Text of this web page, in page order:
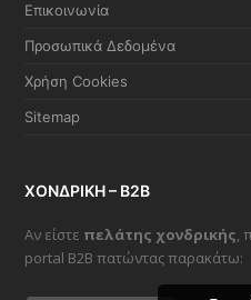
Επικοινωνία
Προσωπικά Δεδομένα
Χρήση Cookies
Sitemap
ΧΟΝΔΡΙΚΗ – B2B
Αν είστε πελάτης χονδρικής,
portal B2B πατώντας παρακάτω: